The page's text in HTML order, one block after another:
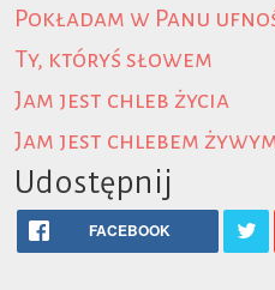
Pokładam w Panu
Ty, któryś słowem
Jam jest chleb życia
Jam jest chlebem
Udostępnij
FACEBOOK